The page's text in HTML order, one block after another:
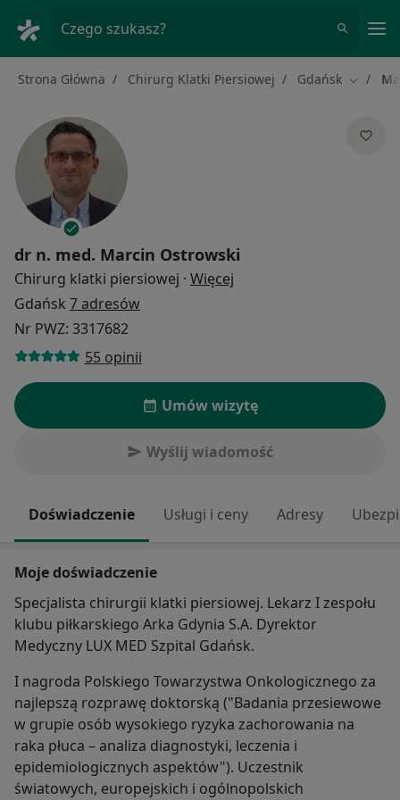
Czego szukasz?
Strona Główna Chirurg Klatki Piersiowej Gdańsk Zmień
dr n. med. Marcin Ostrowski
Chirurg klatki piersiowej · Więcej
Gdańsk 7 adresów
Nr PWZ: 3317682
55 opinii
Umów wizytę
Wyślij wiadomość
Doświadczenie Usługi i ceny Adresy
Moje doświadczenie
Specjalista chirurgii klatki piersiowej. Lekarz I zespołu
klubu piłkarskiego Arka Gdynia S.A. Dyrektor
Medyczny LUX MED Szpital Gdańsk.
I nagroda Polskiego Towarzystwa Onkologicznego za
najlepszą rozprawę doktorską ("Badania przesiewowe
w grupie osób wysokiego ryzyka zachorowania na
raka płuca – analiza diagnostyki, leczenia i
epidemiologicznych aspektów"). Uczestnik
światowych, europejskich i ogólnopolskich